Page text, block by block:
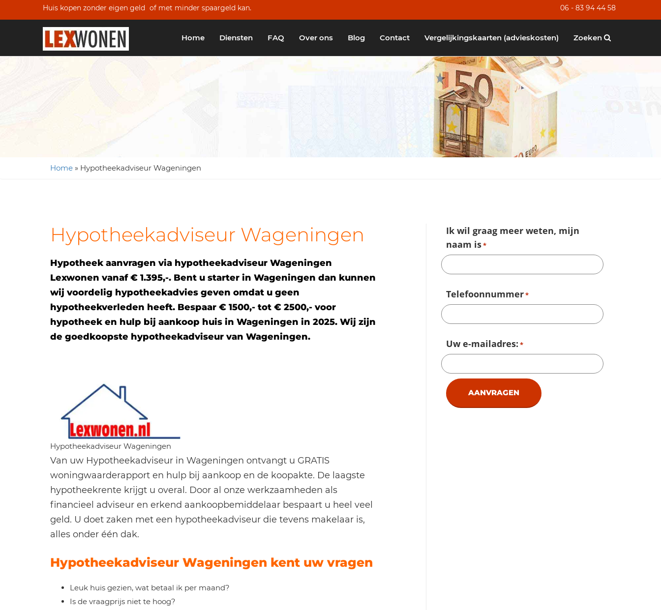
Huis kopen zonder eigen geld of met minder spaargeld kan. 06 - 83 94 44 58
Home Diensten FAQ Over ons Blog Contact Vergelijkingskaarten (advieskosten) Zoeken
Home » Hypotheekadviseur Wageningen
Hypotheekadviseur Wageningen
Hypotheek aanvragen via hypotheekadviseur Wageningen
Lexwonen vanaf € 1.395,-. Bent u starter in Wageningen dan kunnen
wij voordelig hypotheekadvies geven omdat u geen
hypotheekverleden heeft. Bespaar € 1500,- tot € 2500,- voor
hypotheek en hulp bij aankoop huis in Wageningen in 2025. Wij zijn
de goedkoopste hypotheekadviseur van Wageningen.
Hypotheekadviseur Wageningen
Van uw Hypotheekadviseur in Wageningen ontvangt u GRATIS
woningwaarderapport en hulp bij aankoop en de koopakte. De laagste
hypotheekrente krijgt u overal. Door al onze werkzaamheden als
financieel adviseur en erkend aankoopbemiddelaar bespaart u heel veel
geld. U doet zaken met een hypotheekadviseur die tevens makelaar is,
alles onder één dak.
Hypotheekadviseur Wageningen kent uw vragen
Leuk huis gezien, wat betaal ik per maand?
Is de vraagprijs niet te hoog?
Ik wil graag meer weten, mijn
naam is*
Telefoonnummer*
Uw e-mailadres: *